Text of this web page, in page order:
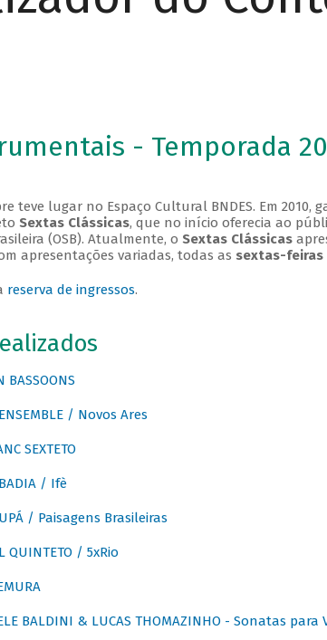
- Temporada
teve lugar no Espaço Cultural BNDES. Em
Sextas Clássicas, que no início oferecia ao
(OSB). Atualmente, o Sextas Clássicas
apresentações variadas, todas as sextas-feiras
reserva de ingressos.
BASSOONS
/ Novos Ares
SEXTETO
/ Ifè
/ Paisagens Brasileiras
QUINTETO / 5xRio
BALDINI & LUCAS THOMAZINHO - Sonatas